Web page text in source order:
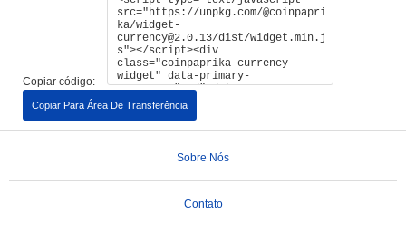
Copiar código:
Copiar Para Área De Transferência
Sobre Nós
Contato